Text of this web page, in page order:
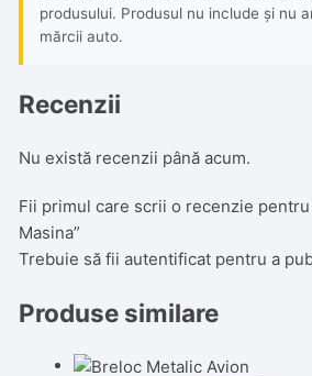
produsului. Produsul nu include și nu
mărcii auto.
Recenzii
Nu există recenzii până acum.
Fii primul care scrii o recenzie pentru
Masina”
Trebuie să fiiautentificat pentru a
Produse similare